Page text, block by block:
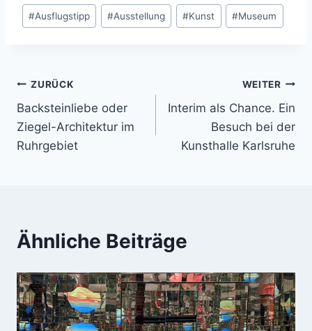
Schlagworte:
#Ausflugstipp #Ausstellung #Kunst #Museum
Beitragsnavigation
ZURÜCK
Backsteinliebe oder
Ziegel-Architektur im
Ruhrgebiet
WEITER
Interim als Chance. Ein
Besuch bei der
Kunsthalle Karlsruhe
Ähnliche Beiträge